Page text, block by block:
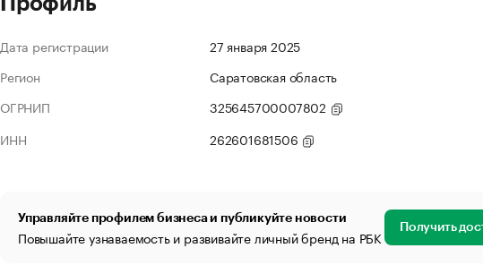
Дата регистрации
27 января 2025
Регион
Саратовская область
ОГРНИП
325645700007802
ИНН
262601681506
Управляйте профилем бизнеса и публикуйте новости
Повышайте узнаваемость и развивайте личный бренд на РБК Получить